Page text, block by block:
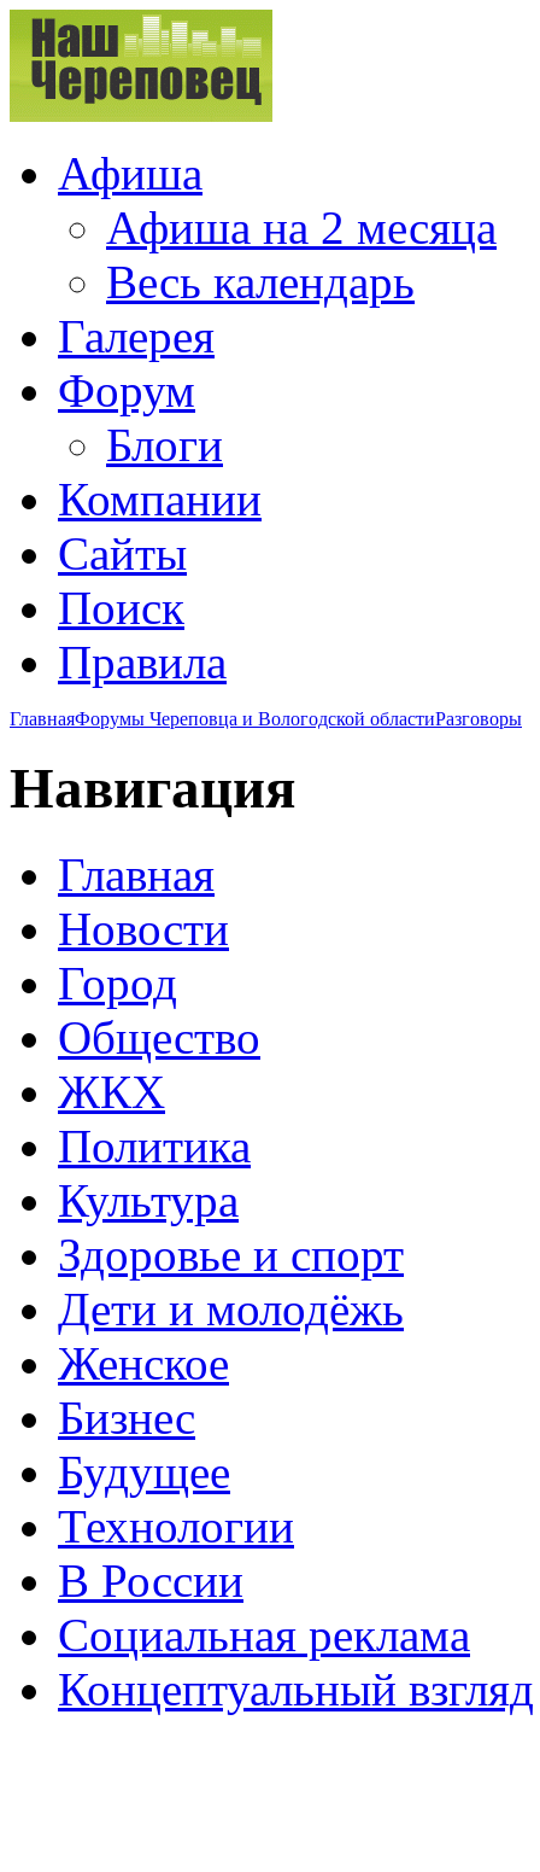
Афиша
Афиша на 2 месяца
Весь календарь
Галерея
Форум
Блоги
Компании
Сайты
Поиск
Правила
ГлавнаяФорумы Череповца и Вологодской областиРазговоры
Навигация
Главная
Новости
Город
Общество
ЖКХ
Политика
Культура
Здоровье и спорт
Дети и молодёжь
Женское
Бизнес
Будущее
Технологии
В России
Социальная реклама
Концептуальный взгляд